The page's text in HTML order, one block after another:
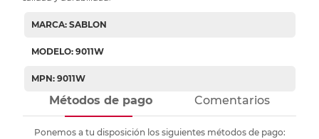
MARCA: SABLON
MODELO: 9011W
MPN: 9011W
Métodos de pago Comentarios
Ponemos a tu disposición los siguientes métodos de pago: